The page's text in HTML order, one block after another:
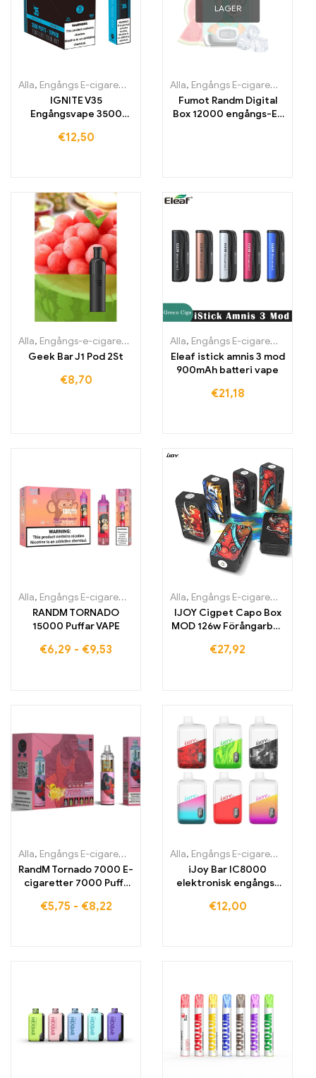
Alla, Engångs E-cigaretter Engångs-e-cigaretter Irland,
IGNITE V35
Engångsvape 3500
€12,50
LAGER
Alla, Engångs E-cigaretter
Fumot Randm Digital
Box 12000 engångs-E-
Alla, Engångs-e-cigaretter Irland ,Engångs-e-cigaretter Italien
Geek Bar J1 Pod 2St
€8,70
Alla, Engångs E-cigaretter
Eleaf istick amnis 3 mod
900mAh batteri vape
€21,18
Alla, Engångs E-cigaretter Engångs-e-cigaretter Belgien,
RANDM TORNADO
15000 Puffar VAPE
€6,29 - €9,53
Alla, Engångs E-cigaretter
IJOY Cigpet Capo Box
MOD 126w Förångarbox
€27,92
Alla, Engångs E-cigaretter Engångs-e-cigaretter Belgien,
RandM Tornado 7000 E-
cigaretter 7000 Puffs
€5,75 - €8,22
Alla, Engångs E-cigaretter
iJoy Bar IC8000
elektronisk engångs-
€12,00